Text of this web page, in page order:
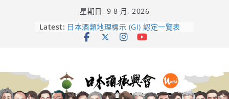
星期日, 9 8 月, 2026
Latest:
龜之井酒造：口說上手 – 山形純米大
吟釀的堅持與傳承 ～ くどき上手
日本酒類地理標示 (GI) 認定一覽表
【酒業商戰】130年老酒藏殺入股票
市場！梅乃宿上市背後的密碼